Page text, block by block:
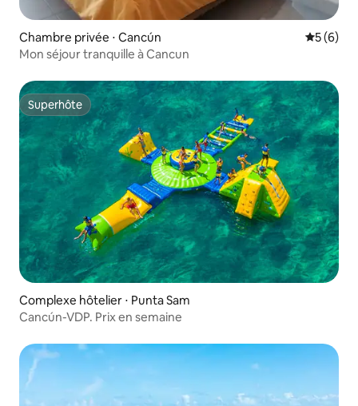
Chambre privée ⋅ Cancún
5 (6)
Mon séjour tranquille à Cancun
Superhôte
Superhôte
Complexe hôtelier ⋅ Punta Sam
Cancún-VDP. Prix en semaine